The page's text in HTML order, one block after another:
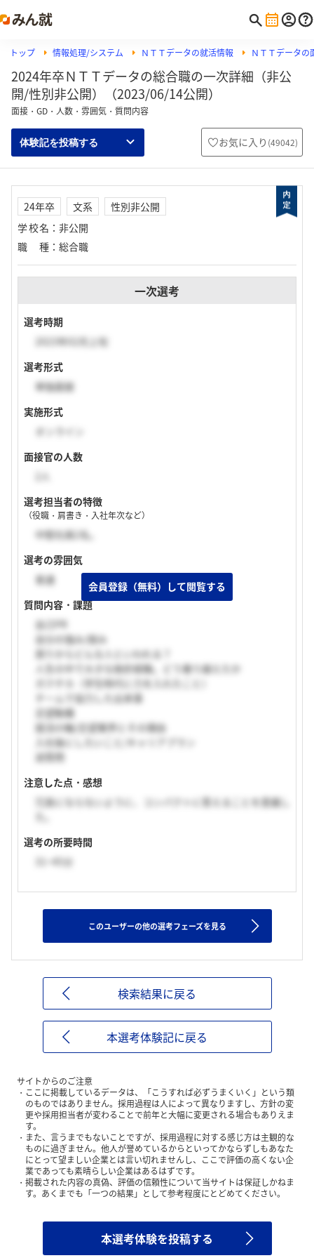
トップ 情報処理/システム ＮＴＴデータの就活情報 ＮＴＴデータの
2024年卒ＮＴＴデータの総合職の一次詳細（非公
開/性別非公開）（2023/06/14公開）
面接・GD・人数・雰囲気・質問内容
体験記を投稿する お気に入り (49042)
24年卒 文系
性別非公開
学校名 ： 非公開
職種 ： 総合職
一次選考
選考時期
2023年02月上旬
選考形式
単独面接
実施形式
オンライン
面接官の人数
選考担当者の特徴
（役職・肩書き・入社年次など）
中堅社員2名。
選考の雰囲気
普通
質問内容・課題
自己PR
自分の強み/弱み
周りからどんな人といわれる？
人生の中で大きな挫折経験。どう乗り越えたか
ガクチカ（学生時代に力を入れたこと）
チームで協力した出来事
志望動機
就活の軸/志望業界とその理由
入社後にしたいこと/キャリアプラン
逆質問
注意した点・感想
冗長にならないように、コンパクトに答えることを意識し
選考の所要時間
31~45分
このユーザーの他の選考フェーズを見る
検索結果に戻る
本選考体験記に戻る
サイトからのご注意
ここに掲載しているデータは、「こうすれば必ずうまくいく」という類
のものではありません。採用過程は人によって異なりますし、方針の変
更や採用担当者が変わることで前年と大幅に変更される場合もありえま
す。
また、言うまでもないことですが、採用過程に対する感じ方は主観的な
ものに過ぎません。他人が誉めているからといってかならずしもあなた
にとって望ましい企業とは言い切れませんし、ここで評価の高くない企
業であっても素晴らしい企業はあるはずです。
掲載された内容の真偽、評価の信頼性について当サイトは保証しかねま
す。あくまでも「一つの結果」として参考程度にとどめてください。
本選考体験を投稿する